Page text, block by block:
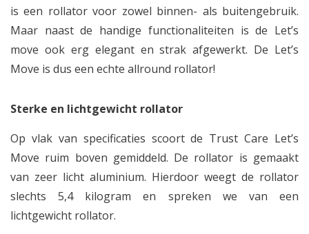
is een rollator voor zowel binnen- als buitengebruik.
Maar naast de handige functionaliteiten is de Let’s
move ook erg elegant en strak afgewerkt. De Let’s
Move is dus een echte allround rollator!
Sterke en lichtgewicht rollator
Op vlak van specificaties scoort de Trust Care Let’s
Move ruim boven gemiddeld. De rollator is gemaakt
van zeer licht aluminium. Hierdoor weegt de rollator
slechts 5,4 kilogram en spreken we van een
lichtgewicht rollator.